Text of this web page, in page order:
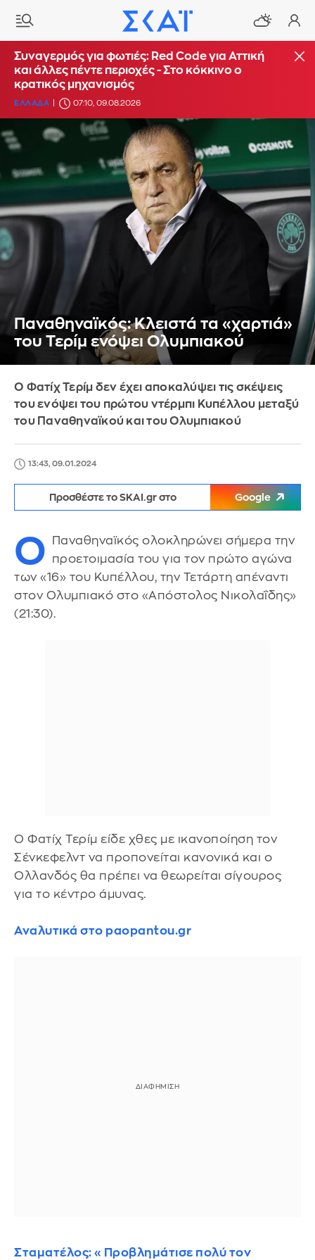
Συναγερμός για φωτιές: Red Code για Αττική
και άλλες πέντε περιοχές - Στο κόκκινο ο
κρατικός μηχανισμός
ΕΛΛΑΔΑ 07:10, 09.08.2026
Παναθηναϊκός: Κλειστά τα «χαρτιά»
του Τερίμ ενόψει Ολυμπιακού
Ο Φατίχ Τερίμ δεν έχει αποκαλύψει τις σκέψεις
του ενόψει του πρώτου ντέρμπι Κυπέλλου μεταξύ
του Παναθηναϊκού και του Ολυμπιακού
13:43, 09.01.2024
Προσθέστε το SKAI.gr στο Google
Ο
Παναθηναϊκός ολοκληρώνει σήμερα την
προετοιμασία του για τον πρώτο αγώνα
των «16» του Κυπέλλου, την Τετάρτη απέναντι
στον Ολυμπιακό στο «Απόστολος Νικολαΐδης»
(21:30).
Ο Φατίχ Τερίμ είδε χθες με ικανοποίηση τον
Σένκεφελντ να προπονείται κανονικά και ο
Ολλανδός θα πρέπει να θεωρείται σίγουρος
για το κέντρο άμυνας.
Αναλυτικά στο paopantou.gr
Σταματέλος: «Προβλημάτισε πολύ τον